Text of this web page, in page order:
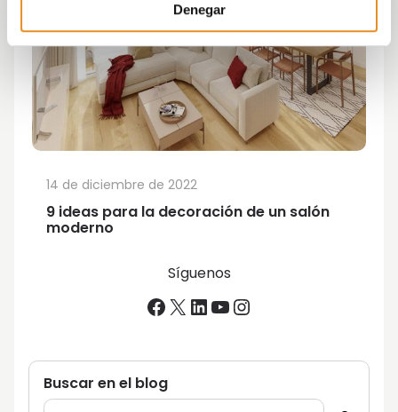
Denegar
9 ideas para la decoración de un salón
moderno
14 de diciembre de 2022
Síguenos
Facebook
X LinkedIn
YouTube
Instagram
Buscar en el blog